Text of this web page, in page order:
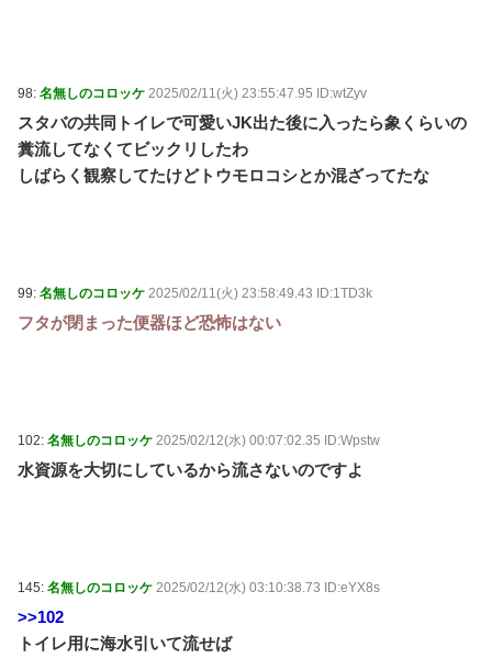
98: 名無しのコロッケ 2025/02/11(火) 23:55:47.95 ID:wtZyv
スタバの共同トイレで可愛いJK出た後に入ったら象くらいの
糞流してなくてビックリしたわ
しばらく観察してたけどトウモロコシとか混ざってたな
99: 名無しのコロッケ 2025/02/11(火) 23:58:49.43 ID:1TD3k
フタが閉まった便器ほど恐怖はない
102: 名無しのコロッケ 2025/02/12(水) 00:07:02.35 ID:Wpstw
水資源を大切にしているから流さないのですよ
145: 名無しのコロッケ 2025/02/12(水) 03:10:38.73 ID:eYX8s
>>102
トイレ用に海水引いて流せば